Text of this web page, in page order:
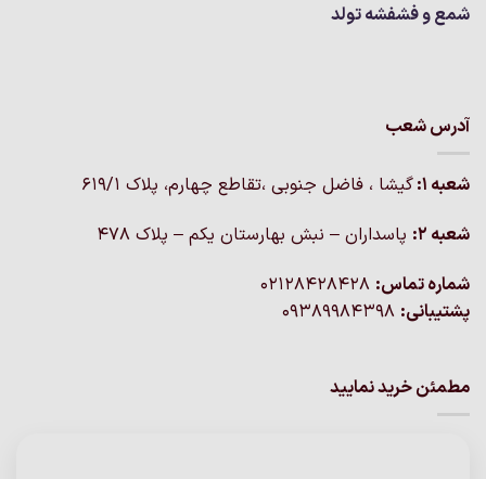
شمع و فشفشه تولد
آدرس شعب
شعبه 1:
گيشا ، فاضل جنوبی ،تقاطع چهارم، پلاک 619/1
شعبه 2:
پاسداران – نبش بهارستان یکم – پلاک ۴۷۸
شماره تماس:
پشتیبانی:
مطمئن خرید نمایید